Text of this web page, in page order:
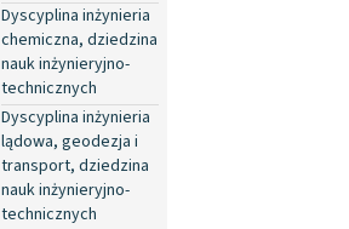
Dyscyplina inżynieria
chemiczna, dziedzina
nauk inżynieryjno-
technicznych
Dyscyplina inżynieria
lądowa, geodezja i
transport, dziedzina
nauk inżynieryjno-
technicznych